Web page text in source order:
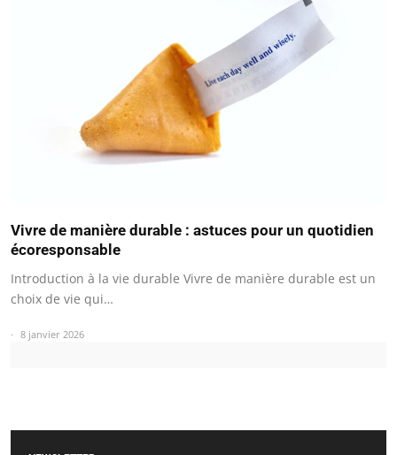
Vivre de manière durable : astuces pour un quotidien
écoresponsable
Introduction à la vie durable Vivre de manière durable est un
choix de vie qui…
8 janvier 2026